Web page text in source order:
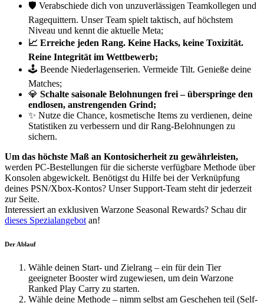
🛡️ Verabschiede dich von unzuverlässigen Teamkollegen und
Ragequittern. Unser Team spielt taktisch, auf höchstem
Niveau und kennt die aktuelle Meta;
📈 Erreiche jeden Rang. Keine Hacks, keine Toxizität.
Reine Integrität im Wettbewerb;
🕹️ Beende Niederlagenserien. Vermeide Tilt. Genieße deine
Matches;
💎 Schalte saisonale Belohnungen frei – überspringe den
endlosen, anstrengenden Grind;
✨ Nutze die Chance, kosmetische Items zu verdienen, deine
Statistiken zu verbessern und dir Rang-Belohnungen zu
sichern.
Um das höchste Maß an Kontosicherheit zu gewährleisten,
werden PC-Bestellungen für die sicherste verfügbare Methode über
Konsolen abgewickelt. Benötigst du Hilfe bei der Verknüpfung
deines PSN/Xbox-Kontos? Unser Support-Team steht dir jederzeit
zur Seite.
Interessiert an exklusiven Warzone Seasonal Rewards? Schau dir
dieses Spezialangebotan!
Der Ablauf
Wähle deinen Start- und Zielrang – ein für dein Tier
geeigneter Booster wird zugewiesen, um dein Warzone
Ranked Play Carry zu starten.
Wähle deine Methode – nimm selbst am Geschehen teil (Self-